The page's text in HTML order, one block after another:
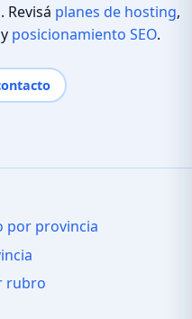
Revisá planes de hosting,
y posicionamiento SEO.
por provincia
rubro